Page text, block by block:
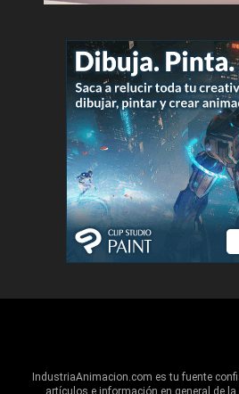
IndustriaAnimacion.com es tu fuente
artículos e información en general de